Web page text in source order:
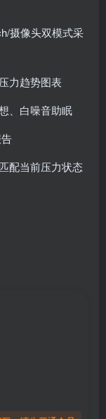
摄像头双模式采
力趋势图表
、白噪音助眠
配当前压力状态